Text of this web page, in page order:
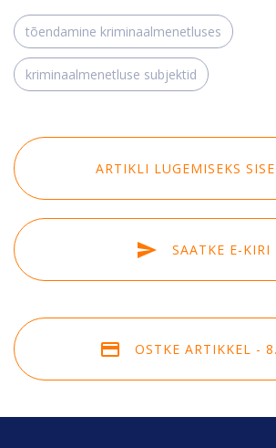
tõendamine kriminaalmenetluses
kriminaalmenetluse subjektid
ARTIKLI LUGEMISEKS
SAATKE E-KIRI
OSTKE ARTIKKEL -